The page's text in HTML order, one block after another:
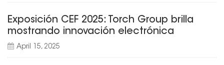
Exposición CEF 2025: Torch Group brilla
mostrando innovación electrónica
April 15, 2025